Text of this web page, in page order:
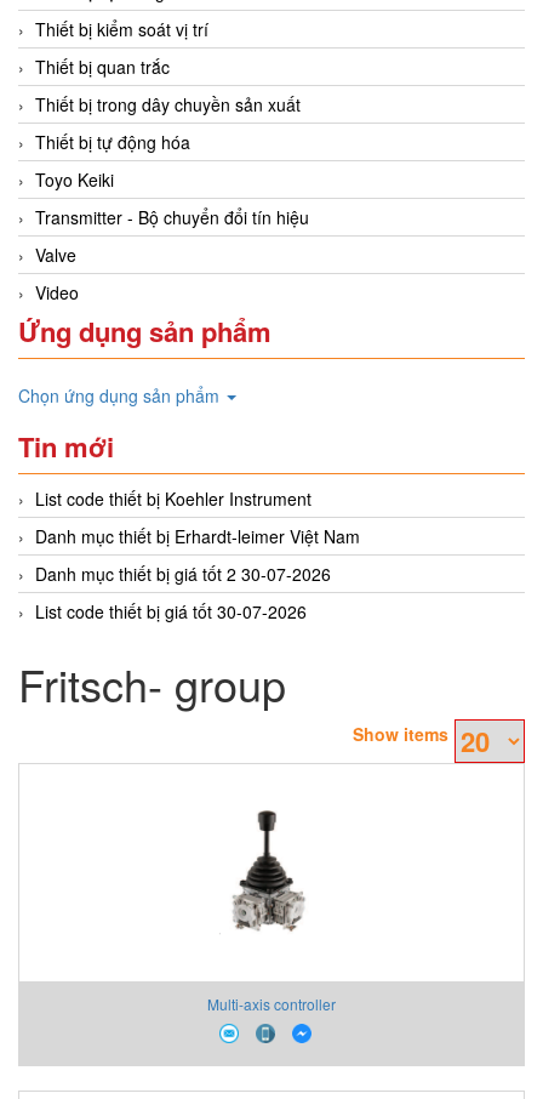
Thiết bị kiểm soát vị trí
Thiết bị quan trắc
Thiết bị trong dây chuyền sản xuất
Thiết bị tự động hóa
Toyo Keiki
Transmitter - Bộ chuyển đổi tín hiệu
Valve
Video
Ứng dụng sản phẩm
Chọn ứng dụng sản phẩm
Tin mới
List code thiết bị Koehler Instrument
Danh mục thiết bị Erhardt-leimer Việt Nam
Danh mục thiết bị giá tốt 2 30-07-2026
List code thiết bị giá tốt 30-07-2026
Fritsch- group
Show items
Multi-axis controller